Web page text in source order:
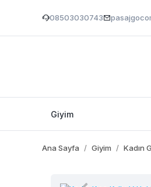
08503030743
Giyim
Ana Sayfa Giyim Kadın